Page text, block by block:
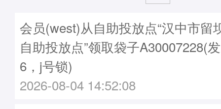
会员(west)从自助投放点“汉中市留
自助投放点”领取袋子A30007228(
6，j号锁)
2026-08-04 14:52:08